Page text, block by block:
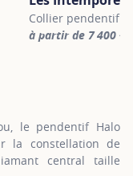
Collier pendentif
à partir de 7 400 €
le pendentif Halo
la constellation de
central taille